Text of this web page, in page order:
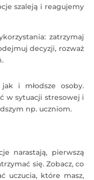
szaleją i reagujemy
zatrzymaj
decyzji, rozważ
i młodsze osoby.
w sytuacji stresowej i
np. uczniom.
narastają, pierwszą
się. Zobacz, co
uczucia, które masz,